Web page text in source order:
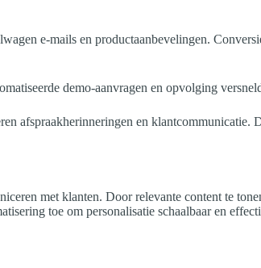
e-mails en productaanbevelingen.
demo-aanvragen en opvolging
afspraakherinneringen en
met klanten. Door relevante content te
toe om personalisatie schaalbaar en